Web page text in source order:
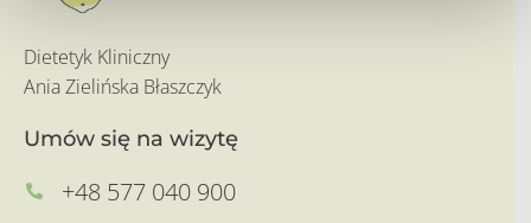
Dietetyk Kliniczny
Ania Zielińska Błaszczyk
Umów się na wizytę
+48 577 040 900